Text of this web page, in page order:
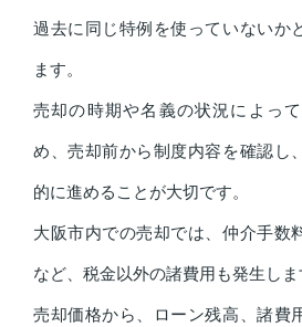
過去に同じ特例を使っていないか
ます。
売却の時期や名義の状況によっ
め、売却前から制度内容を確認し
的に進めることが大切です。
大阪市内での売却では、仲介手数
など、税金以外の諸費用も発生しま
売却価格から、ローン残高、諸費